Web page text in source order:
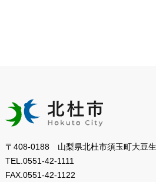
〒408-0188 山梨県北杜市須玉町大豆
TEL. 0551-42-1111
FAX. 0551-42-1122